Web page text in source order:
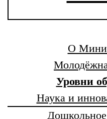
О
Уровни
Наука и
Дошкольное